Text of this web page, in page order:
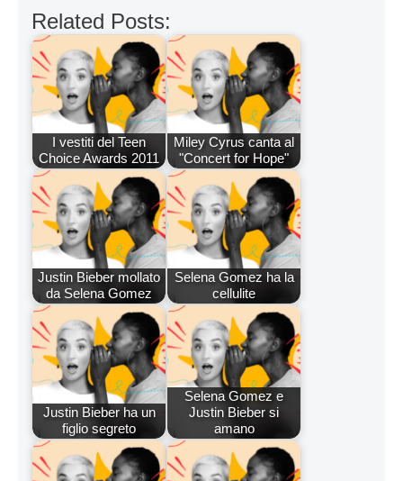
Related Posts:
I vestiti del Teen
Choice Awards 2011
Miley Cyrus canta al
"Concert for Hope"
Justin Bieber mollato
da Selena Gomez
Selena Gomez ha la
cellulite
Justin Bieber ha un
figlio segreto
Selena Gomez e
Justin Bieber si
amano